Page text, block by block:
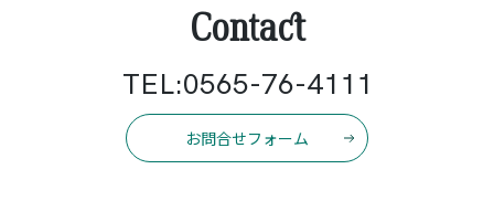
Contact
TEL:0565-76-4111
お問合せフォーム